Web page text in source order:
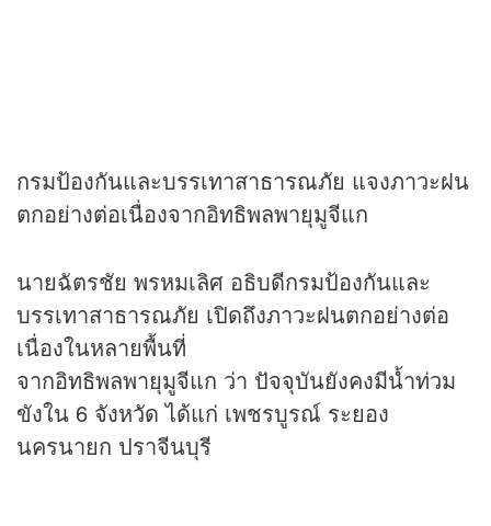
กรมป้องกันและบรรเทาสาธารณภัย แจงภาวะฝน
ตกอย่างต่อเนื่องจากอิทธิพลพายุมูจีแก
นายฉัตรชัย พรหมเลิศ อธิบดีกรมป้องกันและ
บรรเทาสาธารณภัย เปิดถึงภาวะฝนตกอย่างต่อ
เนื่องในหลายพื้นที่
จากอิทธิพลพายุมูจีแก ว่า ปัจจุบันยังคงมีน้ำท่วม
ขังใน 6 จังหวัด ได้แก่ เพชรบูรณ์ ระยอง
นครนายก ปราจีนบุรี